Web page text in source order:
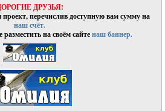
ДРУЗЬЯ!
перечислив доступную вам сумму на
наш счёт.
на своём сайтенаш баннер.